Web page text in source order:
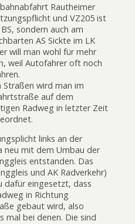
Rautheimer
und VZ205 ist
sondern auch am
AS Sickte im LK
will man wohl für mehr
weil Autofahrer oft noch
Straßen wird man im
auf dem
Radweg in letzter Zeit
links an der
neu mit dem Umbau der
entstanden. Das
und AK Radverkehr)
dafür eingesetzt, dass
in Richtung
gebaut wird, also
mal bei denen. Die sind